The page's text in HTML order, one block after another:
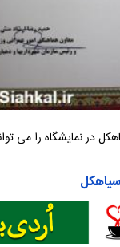
در نمایشگاه را می